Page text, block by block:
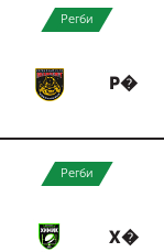
Регби
Р�
Регби
Х�